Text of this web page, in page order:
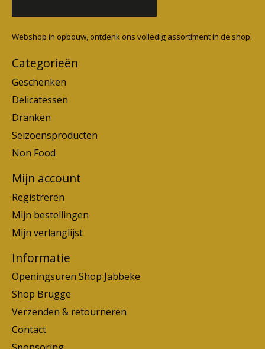
Webshop in opbouw, ontdenk ons volledig assortiment in de shop.
Categorieën
Geschenken
Delicatessen
Dranken
Seizoensproducten
Non Food
Mijn account
Registreren
Mijn bestellingen
Mijn verlanglijst
Informatie
Openingsuren Shop Jabbeke
Shop Brugge
Verzenden & retourneren
Contact